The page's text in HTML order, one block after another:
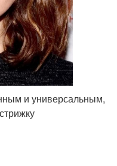
и универсальным,